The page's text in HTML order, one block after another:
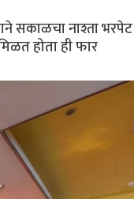
सकाळचा नाश्ता
होता ही फार